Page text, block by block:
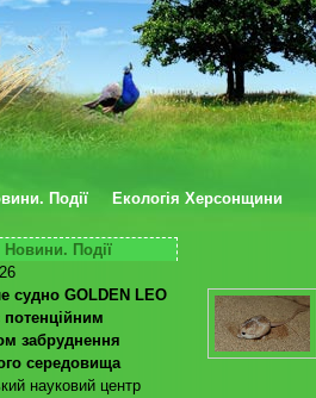
Події Екологія Херсонщини
Новини. Події
судно GOLDEN LEO
потенційним
забруднення
середовища
науковий центр